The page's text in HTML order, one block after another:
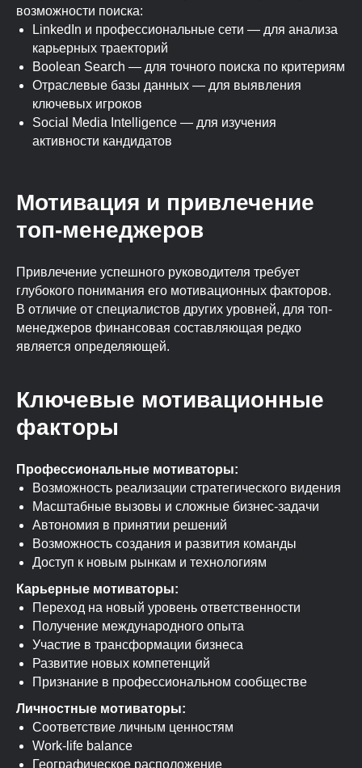
возможности поиска:
LinkedIn и профессиональные сети — для анализа
карьерных траекторий
Boolean Search — для точного поиска по критериям
Отраслевые базы данных — для выявления
ключевых игроков
Social Media Intelligence — для изучения
активности кандидатов
Мотивация и привлечение
топ-менеджеров
Привлечение успешного руководителя требует
глубокого понимания его мотивационных факторов.
В отличие от специалистов других уровней, для топ-
менеджеров финансовая составляющая редко
является определяющей.
Ключевые мотивационные
факторы
Профессиональные мотиваторы:
Возможность реализации стратегического видения
Масштабные вызовы и сложные бизнес-задачи
Автономия в принятии решений
Возможность создания и развития команды
Доступ к новым рынкам и технологиям
Карьерные мотиваторы:
Переход на новый уровень ответственности
Получение международного опыта
Участие в трансформации бизнеса
Развитие новых компетенций
Признание в профессиональном сообществе
Личностные мотиваторы:
Соответствие личным ценностям
Work-life balance
Географическое расположение